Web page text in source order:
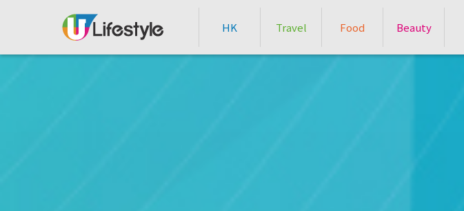
HK Travel Food Beauty